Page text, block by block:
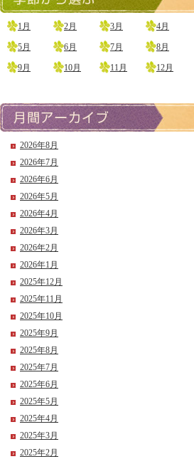
1月 2月 3月 4月
5月 6月 7月 8月
9月 10月 11月 12月
2026年8月
2026年7月
2026年6月
2026年5月
2026年4月
2026年3月
2026年2月
2026年1月
2025年12月
2025年11月
2025年10月
2025年9月
2025年8月
2025年7月
2025年6月
2025年5月
2025年4月
2025年3月
2025年2月